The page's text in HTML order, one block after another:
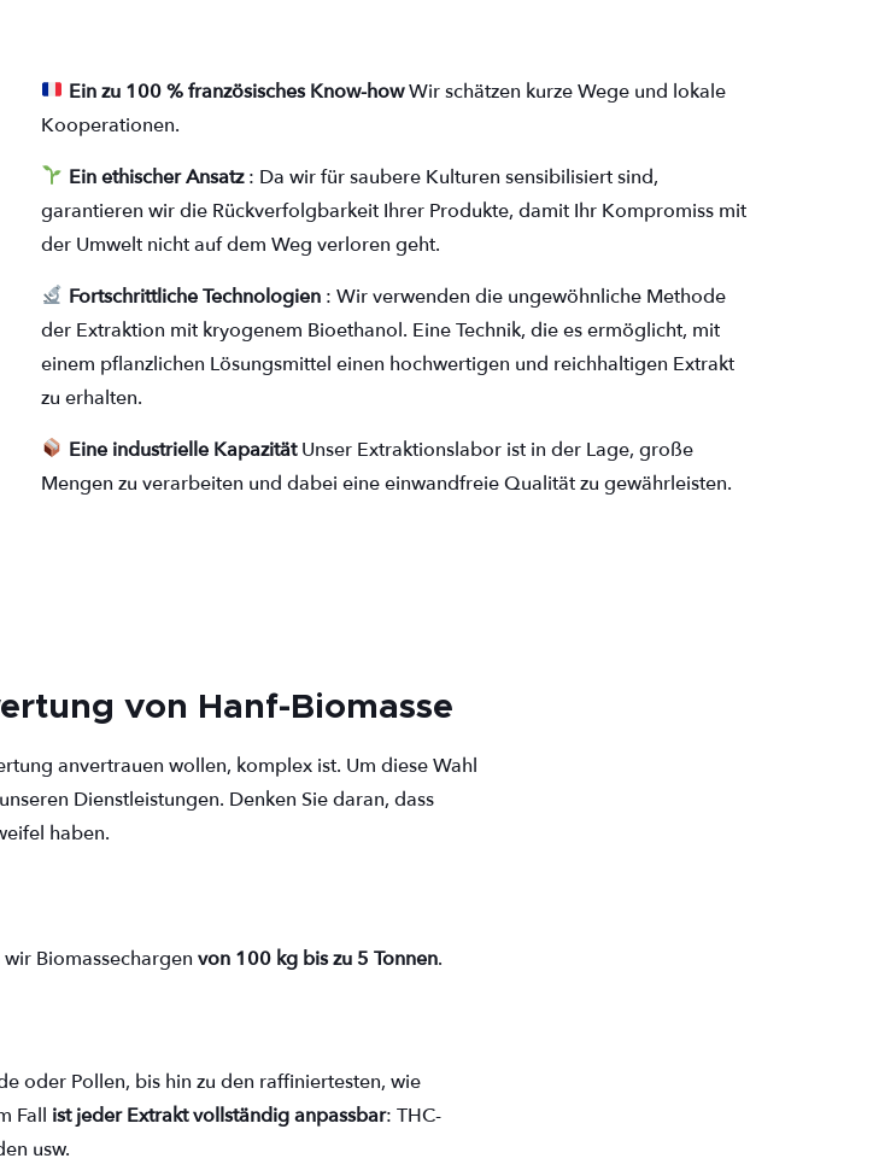
Ein zu 100 % französisches Know-howWir schätzen kurze Wege und lokale
Kooperationen.
Ein ethischer Ansatz: Da wir für saubere Kulturen sensibilisiert sind,
garantieren wir die Rückverfolgbarkeit Ihrer Produkte, damit Ihr Kompromiss mit
der Umwelt nicht auf dem Weg verloren geht.
Fortschrittliche Technologien: Wir verwenden die ungewöhnliche Methode
der Extraktion mit kryogenem Bioethanol. Eine Technik, die es ermöglicht, mit
einem pflanzlichen Lösungsmittel einen hochwertigen und reichhaltigen Extrakt
zu erhalten.
Eine industrielle KapazitätUnser Extraktionslabor ist in der Lage, große
Mengen zu verarbeiten und dabei eine einwandfreie Qualität zu gewährleisten.
von Hanf-Biomasse
anvertrauen wollen, komplex ist. Um diese Wahl
Dienstleistungen. Denken Sie daran, dass
haben.
Biomassechargen von 100 kg bis zu 5 Tonnen.
oder Pollen, bis hin zu den raffiniertesten, wie
Fall ist jeder Extrakt vollständig anpassbar: THC-
usw.